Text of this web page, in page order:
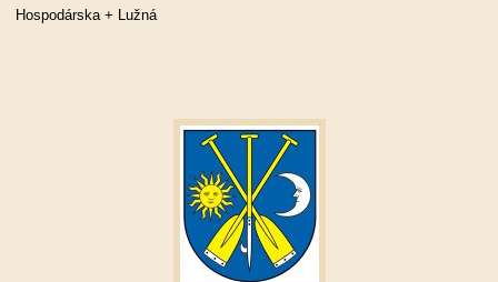
Hospodárska + Lužná